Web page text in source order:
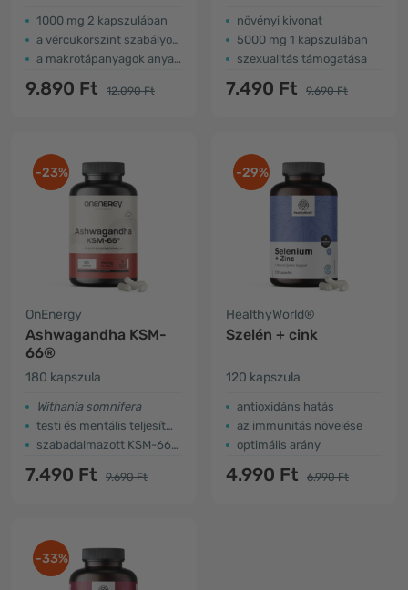
1000 mg 2 kapszulában
a vércukorszint szabályozása
a makrotápanyagok anyagcseréje
9.890 Ft 12.090 Ft
növényi kivonat
5000 mg 1 kapszulában
szexualitás támogatása
7.490 Ft 9.690 Ft
-23%
OnEnergy
Ashwagandha KSM-
66®
180 kapszula
Withania somnifera
testi és mentális teljesítmény támogatása
szabadalmazott KSM-66® kivonat
7.490 Ft 9.690 Ft
-29%
HealthyWorld®
Szelén + cink
120 kapszula
antioxidáns hatás
az immunitás növelése
optimális arány
4.990 Ft 6.990 Ft
-33%